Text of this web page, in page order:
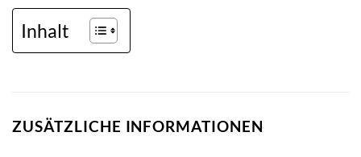
Inhalt
ZUSÄTZLICHE INFORMATIONEN